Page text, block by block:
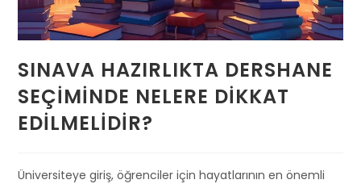
SINAVA HAZIRLIKTA DERSHANE
SEÇIMINDE NELERE DIKKAT
EDILMELIDIR?
Üniversiteye giriş, öğrenciler için hayatlarının en önemli